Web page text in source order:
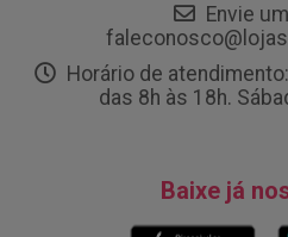
Envie
Horário de
das 8h às 18h.
Baixe já